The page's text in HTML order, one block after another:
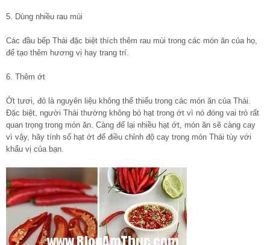
5. Dùng nhiều rau mùi
Các đầu bếp Thái đặc biệt thích thêm rau mùi trong các món ăn của họ,
để tạo thêm hương vị hay trang trí.
6. Thêm ớt
Ớt tươi, đỏ là nguyên liệu không thể thiếu trong các món ăn của Thái.
Đặc biệt, người Thái thường không bỏ hạt trong ớt vì nó đóng vai trò rất
quan trọng trong món ăn. Càng để lại nhiều hạt ớt, món ăn sẽ càng cay
vì vậy, hãy tính số hạt ớt để điều chỉnh độ cay trong món Thái tùy với
khẩu vị của bạn.